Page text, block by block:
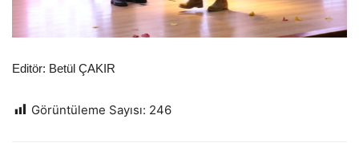
Editör: Betül ÇAKIR
Görüntüleme Sayısı: 246